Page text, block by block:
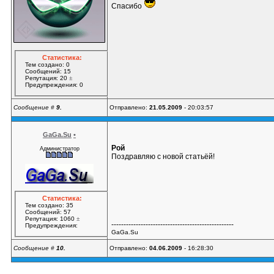
Статистика:
Тем создано: 0
Сообщений: 15
Репутация: 20±
Предупреждения: 0
Спасибо
Сообщение # 9. Отправлено: 21.05.2009 - 20:03:57
GaGa.Su •
Администратор
Статистика:
Тем создано: 35
Сообщений: 57
Репутация: 1060±
Предупреждения:
Рой
Поздравляю с новой статьёй!
--------------------------------------------------
GaGa.Su
Сообщение # 10. Отправлено: 04.06.2009 - 16:28:30